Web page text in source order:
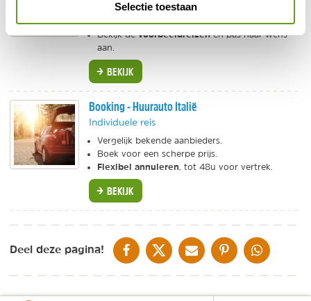
Selectie toestaan
Stel je eigen rondreis in Italië samen.
Vakantie aan een mooi meer of op een eiland?
Bekijk devoorbeeldreizenen pas naar wens
aan.
BEKIJK
Booking - Huurauto Italië
Individuele reis
Vergelijk bekende aanbieders.
Boek voor een scherpe prijs.
Flexibel annuleren , tot 48u voor vertrek.
BEKIJK
Deel deze pagina! DELEN OP FACEBOOK
DELEN OP XDELEN VIA DE MAIL
DELEN OP PINTEREST
DELEN OP